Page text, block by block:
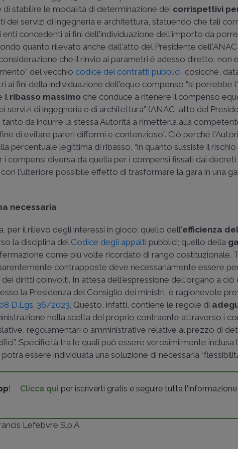
di stabilire le modalità di determinazione dei corrispettivi
dei servizi di ingegneria e architettura, statuendo che tali
concedenti ai fini dell'individuazione dell'importo da
quanto rilevato anche dall'atto del Presidente
che il rinvio ai parametri è adesso diretto, non
del vecchio codice dei contratti pubblici, cosicché,
ai fini della individuazione dell'equo compenso “si porrebbe
ilribasso massimo che conduce a ritenere il compenso
di ingegneria e di architettura” (ANAC, atto del
da indurre la stessa Autorità a rimetterla alla
di evitare pareri difformi e contenzioso”. Ciò perché
percentuale legittima di ribasso, “in quanto sussiste il rischio
i compensi diversa da quella per i compensi fissati dai
l'ulteriore possibile effetto di trasformare la gara in una
necessaria
per il rilievo degli interessi in gioco: quello dell'efficienza
la disciplina delCodice degli appalti pubblici; quello della
come più volte ricordato di rango costituzionale.
contrapposte deve necessariamente essere
diritti coinvolti. In attesa dell'espressione dell'organo a
la Presidenza del Consiglio dei ministri, è ragionevole
D.Lgs. 36/2023. Questo, infatti, contiene le regole di
nella scelta del proprio contraente attraverso i
regolamentari o amministrative relative al prezzo di
Specificità tra le quali può essere verosimilmente inclusa
essere individuata una soluzione di necessaria
! Clicca qui per iscriverti gratis e seguire tutta
Lefebvre S.p.A.